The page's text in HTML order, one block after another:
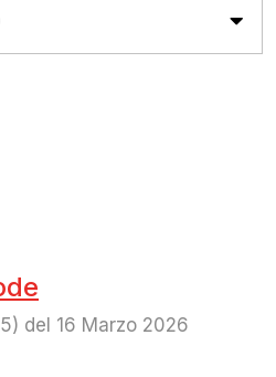
del 16 Marzo 2026